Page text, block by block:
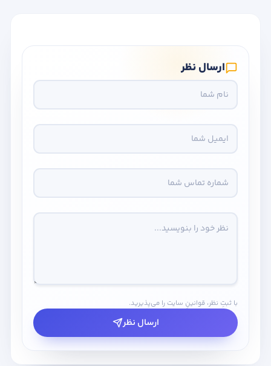
ارسال نظر
با ثبتِ نظر، قوانینِ سایت را می‌پذیرید.
ارسال نظر